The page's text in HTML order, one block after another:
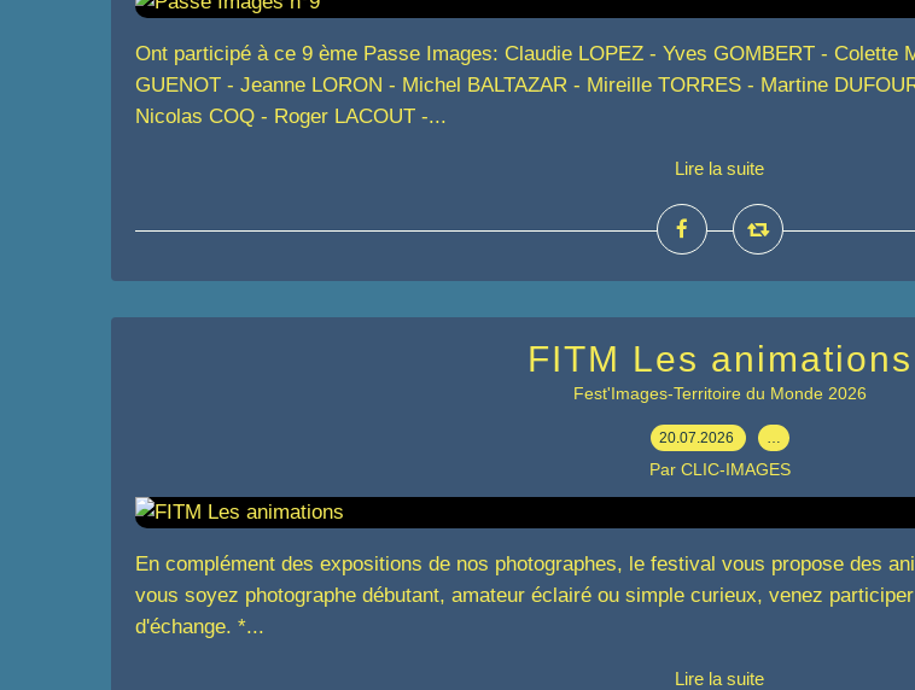
Ont participé à ce 9 ème Passe Images: Claudie LOPEZ - Yves GOMBERT - Colette
GUENOT - Jeanne LORON - Michel BALTAZAR - Mireille TORRES - Martine
Nicolas COQ - Roger LACOUT -...
Lire la suite
FITM Les animations
Fest'Images-Territoire du Monde 2026
20.07.2026 …
Par CLIC-IMAGES
En complément des expositions de nos photographes, le festival vous propose des
vous soyez photographe débutant, amateur éclairé ou simple curieux, venez
d'échange. *...
Lire la suite